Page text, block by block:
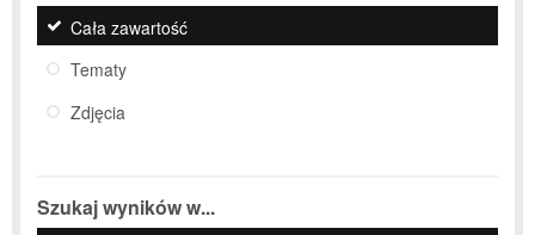
Cała zawartość
Tematy
Zdjęcia
Szukaj wyników w...